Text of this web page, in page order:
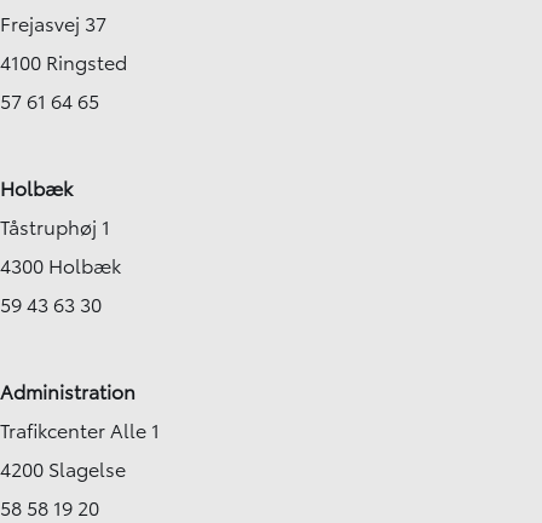
Frejasvej 37
4100 Ringsted
57 61 64 65
Holbæk
Tåstruphøj 1
4300 Holbæk
59 43 63 30
Administration
Trafikcenter Alle 1
4200 Slagelse
58 58 19 20